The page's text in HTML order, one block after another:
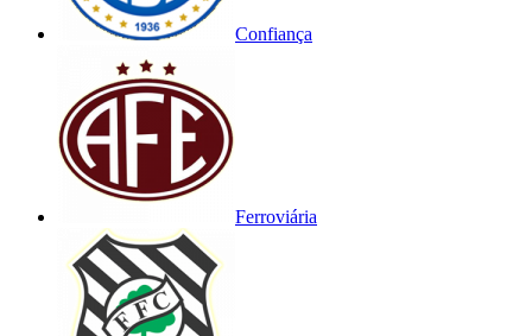
Confiança
Ferroviária